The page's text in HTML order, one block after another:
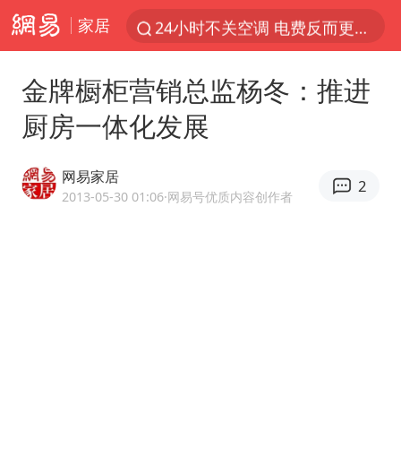
家居
美国退回1000亿美元关税
38岁山东财大教授刘海明逝世
河南试行周五下午弹性离岗
金牌橱柜营销总监杨冬：推进
厨房一体化发展
网易家居
2013-05-30 01:06·网易号优质内容创作者
2